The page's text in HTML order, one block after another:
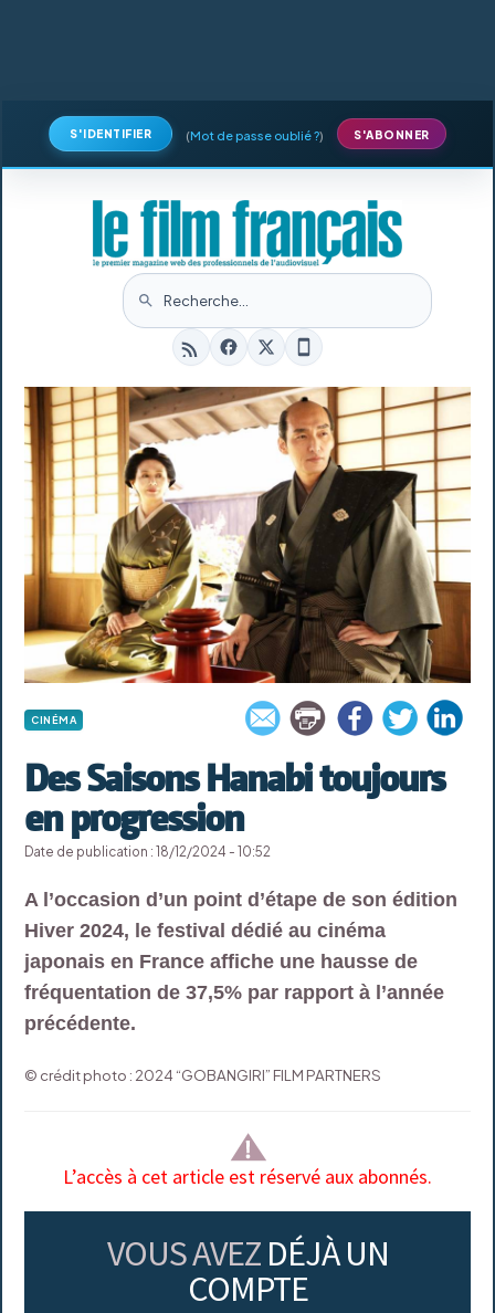
S'IDENTIFIER (Mot de passe oublié ?) S'ABONNER
CINÉMA
Des Saisons Hanabi toujours
en progression
Date de publication : 18/12/2024 - 10:52
A l’occasion d’un point d’étape de son édition
Hiver 2024, le festival dédié au cinéma
japonais en France affiche une hausse de
fréquentation de 37,5% par rapport à l’année
précédente.
© crédit photo : 2024 “GOBANGIRI” FILM PARTNERS
L’accès à cet article est réservé aux abonnés.
VOUS AVEZ DÉJÀ UN
COMPTE